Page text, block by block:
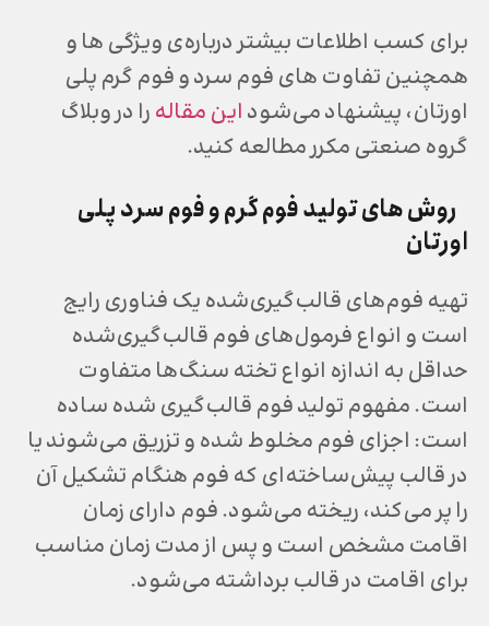
برای کسب اطلاعات بیشتر درباره‌ی ویژگی ها و
همچنین تفاوت های فوم سرد و فوم گرم پلی
اورتان، پیشنهاد می‌شوداین مقالهرا در وبلاگ
گروه صنعتی مکرر مطالعه کنید.
روش های تولید فوم گرم و فوم سرد پلی
اورتان
تهیه فوم‌های قالب‌گیری‌شده یک فناوری رایج
است و انواع فرمول‌های فوم قالب‌گیری‌شده
حداقل به اندازه انواع تخته سنگ‌ها متفاوت
است. مفهوم تولید فوم قالب‌گیری‌ شده ساده
است: اجزای فوم مخلوط شده و تزریق می‌شوند یا
در قالب پیش‌ساخته‌ای که فوم هنگام تشکیل آن
را پر می‌کند، ریخته می‌شود. فوم دارای زمان
اقامت مشخص است و پس از مدت زمان مناسب
برای اقامت در قالب برداشته می‌شود.